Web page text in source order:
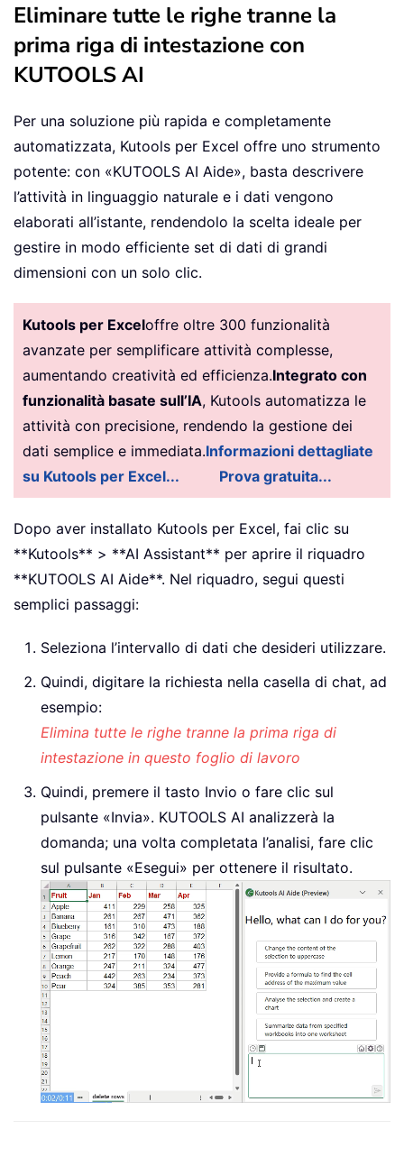
Eliminare tutte le righe tranne la
prima riga di intestazione con
KUTOOLS AI
Per una soluzione più rapida e completamente
automatizzata, Kutools per Excel offre uno strumento
potente: con «KUTOOLS AI Aide», basta descrivere
l’attività in linguaggio naturale e i dati vengono
elaborati all’istante, rendendolo la scelta ideale per
gestire in modo efficiente set di dati di grandi
dimensioni con un solo clic.
Kutools per Exceloffre oltre 300 funzionalità
avanzate per semplificare attività complesse,
aumentando creatività ed efficienza.Integrato con
funzionalità basate sull’IA, Kutools automatizza le
attività con precisione, rendendo la gestione dei
dati semplice e immediata.Informazioni dettagliate
su Kutools per Excel...
Prova gratuita...
Dopo aver installato Kutools per Excel, fai clic su
**Kutools** > **AI Assistant** per aprire il riquadro
**KUTOOLS AI Aide**. Nel riquadro, segui questi
semplici passaggi:
Seleziona l’intervallo di dati che desideri utilizzare.
Quindi, digitare la richiesta nella casella di chat, ad
esempio:
Elimina tutte le righe tranne la prima riga di
intestazione in questo foglio di lavoro
Quindi, premere il tasto Invio o fare clic sul
pulsante «Invia». KUTOOLS AI analizzerà la
domanda; una volta completata l’analisi, fare clic
sul pulsante «Esegui» per ottenere il risultato.